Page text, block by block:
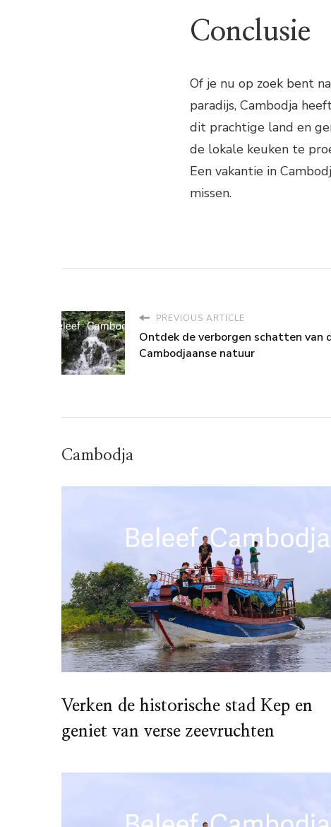
Conclusie
Of je nu op zoek bent
paradijs, Cambodja
dit prachtige land en
de lokale keuken te
Een vakantie in
missen.
PREVIOUS ARTICLE
Ontdek de verborgen schatten van
Cambodjaanse natuur
Cambodja
Verken de historische stad Kep en
geniet van verse zeevruchten